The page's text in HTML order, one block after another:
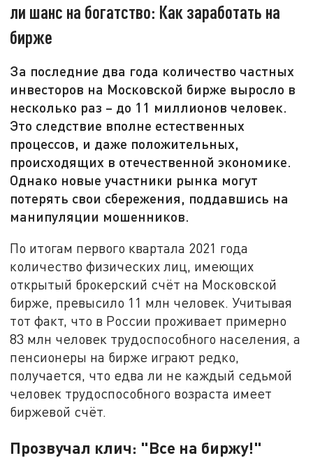
ли шанс на богатство: Как заработать на
бирже
За последние два года количество частных
инвесторов на Московской бирже выросло в
несколько раз – до 11 миллионов человек.
Это следствие вполне естественных
процессов, и даже положительных,
происходящих в отечественной экономике.
Однако новые участники рынка могут
потерять свои сбережения, поддавшись на
манипуляции мошенников.
По итогам первого квартала 2021 года
количество физических лиц, имеющих
открытый брокерский счёт на Московской
бирже, превысило 11 млн человек. Учитывая
тот факт, что в России проживает примерно
83 млн человек трудоспособного населения, а
пенсионеры на бирже играют редко,
получается, что едва ли не каждый седьмой
человек трудоспособного возраста имеет
биржевой счёт.
Прозвучал клич: "Все на биржу!"